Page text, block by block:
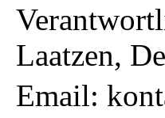
Laatzen,
Email: